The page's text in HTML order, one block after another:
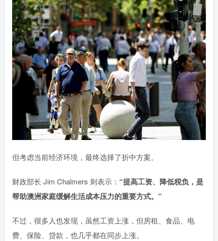
但考虑当前经济环境，最终选择了折中方案。
财政部长 Jim Chalmers 则表示： “提高工资、降低税负，是
帮助澳洲家庭缓解生活成本压力的重要方式。”
不过，很多人也发现，虽然工资上涨，但房租、食品、电
费、保险、贷款，也几乎都在同步上涨。